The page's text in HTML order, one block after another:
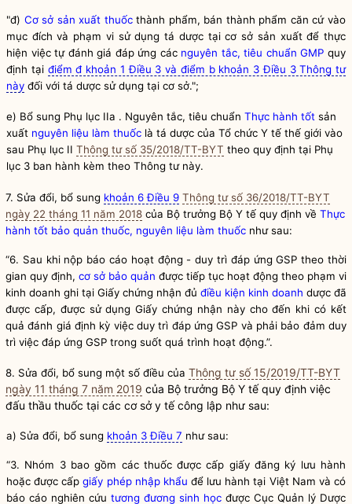
"đ) Cơ sở sản xuất thuốcthành phẩm, bán thành phẩm căn cứ vào
mục đích và phạm vi sử dụng tá dược tại cơ sở sản xuất để thực
hiện việc tự đánh giá đáp ứng các nguyên tắc, tiêu chuẩn GMP quy
định tại điểm đ khoản 1 Điều 3 và điểm b khoản 3 Điều 3 Thông tư
này đối với tá dược sử dụng tại cơ sở.";
e) Bổ sung Phụ lục IIa . Nguyên tắc, tiêu chuẩn Thực hành tốt sản
xuất nguyên liệu làm thuốc là tá dược của Tổ chức Y tế thế giới vào
sau Phụ lục II Thông tư số 35/2018/TT-BYT theo quy định tại Phụ
lục 3 ban hành kèm theo Thông tư này.
7. Sửa đổi, bổ sung khoản 6 Điều 9 Thông tư số 36/2018/TT-BYT
ngày 22 tháng 11 năm 2018 của Bộ trưởng Bộ Y tế quy định về Thực
hành tốt bảo quản thuốc, nguyên liệu làm thuốc như sau:
“6. Sau khi nộp báo cáo hoạt động - duy trì đáp ứng GSP theo thời
gian quy định, cơ sở bảo quản được tiếp tục hoạt động theo phạm vi
kinh doanh ghi tại Giấy chứng nhận đủ điều kiện kinh doanh dược đã
được cấp, được sử dụng Giấy chứng nhận này cho đến khi có kết
quả đánh giá định kỳ việc duy trì đáp ứng GSP và phải bảo đảm duy
trì việc đáp ứng GSP trong suốt quá trình hoạt động.”.
8. Sửa đổi, bổ sung một số điều của Thông tư số 15/2019/TT-BYT
ngày 11 tháng 7 năm 2019 của Bộ trưởng Bộ Y tế quy định việc
đấu thầu thuốc tại các cơ sở y tế công lập như sau:
a) Sửa đổi, bổ sung khoản 3 Điều 7 như sau:
“3. Nhóm 3 bao gồm các thuốc được cấp giấy đăng ký lưu hành
hoặc được cấpgiấy phép nhập khẩu để lưu hành tại Việt Nam và có
báo cáo nghiên cứu tương đương sinh học được Cục Quản lý Dược